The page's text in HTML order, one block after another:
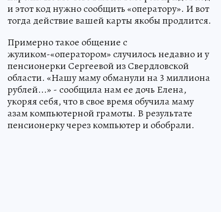
и этот код нужно сообщить «оператору». И вот
тогда действие вашей карты якобы продлится.
Примерно такое общение с
жуликом-«оператором» случилось недавно и у
пенсионерки Сергеевой из Свердловской
области. «Нашу маму обманули на 3 миллиона
рублей...» - сообщила нам ее дочь Елена,
укоряя себя, что в свое время обучила маму
азам компьютерной грамоты. В результате
пенсионерку через компьютер и обобрали.